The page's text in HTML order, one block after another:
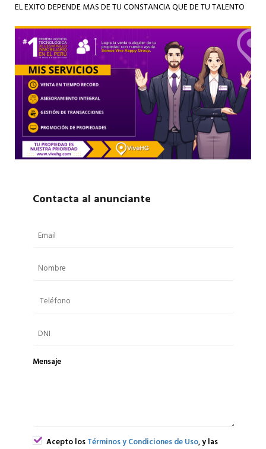
EL EXITO DEPENDE MAS DE TU CONSTANCIA QUE DE TU TALENTO
Contacta al anunciante
Mensaje
Acepto losTérminos y Condiciones de Uso, y las